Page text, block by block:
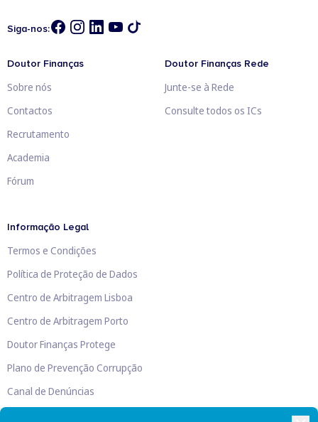
Siga-nos:
Doutor Finanças
Sobre nós
Contactos
Recrutamento
Academia
Fórum
Doutor Finanças Rede
Junte-se à Rede
Consulte todos os ICs
Informação Legal
Termos e Condições
Política de Proteção de Dados
Centro de Arbitragem Lisboa
Centro de Arbitragem Porto
Doutor Finanças Protege
Plano de Prevenção Corrupção
Canal de Denúncias